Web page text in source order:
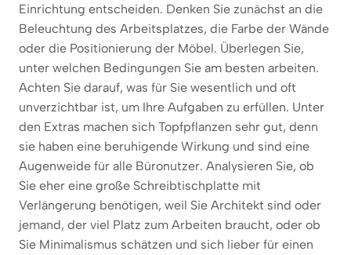
Einrichtung entscheiden. Denken Sie zunächst an die
Beleuchtung des Arbeitsplatzes, die Farbe der Wände
oder die Positionierung der Möbel. Überlegen Sie,
unter welchen Bedingungen Sie am besten arbeiten.
Achten Sie darauf, was für Sie wesentlich und oft
unverzichtbar ist, um Ihre Aufgaben zu erfüllen. Unter
den Extras machen sich Topfpflanzen sehr gut, denn
sie haben eine beruhigende Wirkung und sind eine
Augenweide für alle Büronutzer. Analysieren Sie, ob
Sie eher eine große Schreibtischplatte mit
Verlängerung benötigen, weil Sie Architekt sind oder
jemand, der viel Platz zum Arbeiten braucht, oder ob
Sie Minimalismus schätzen und sich lieber für einen